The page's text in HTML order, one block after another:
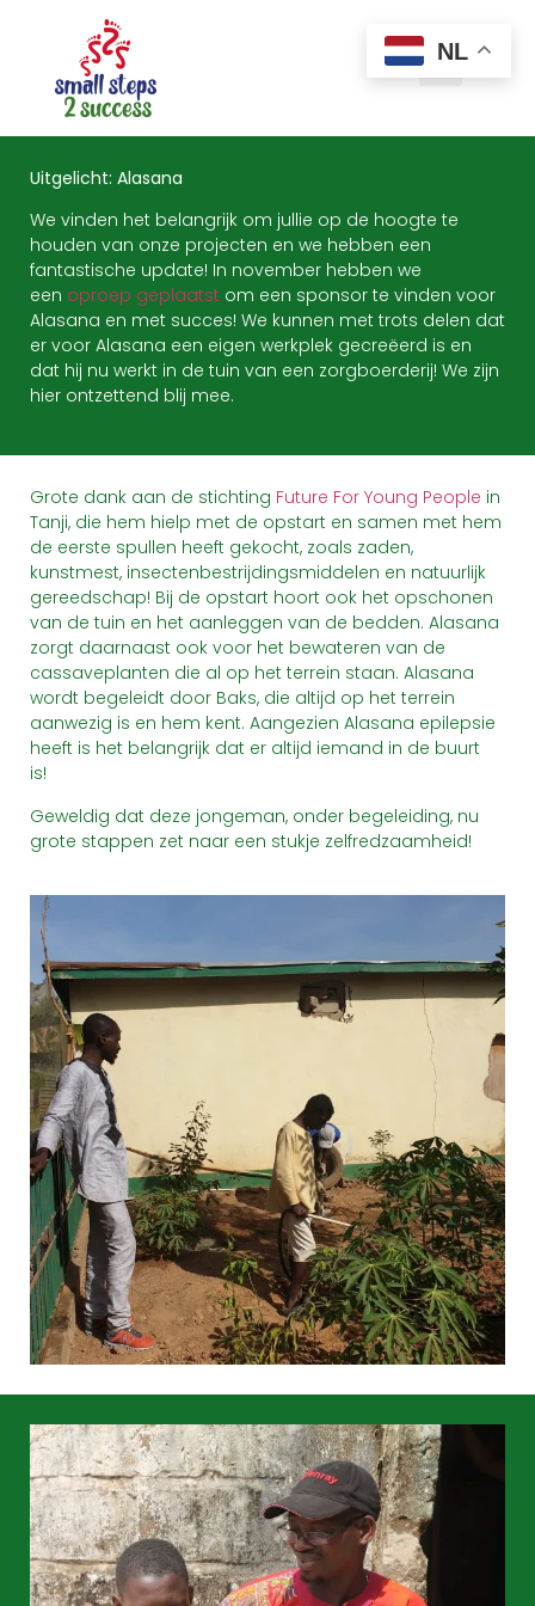
Uitgelicht: Alasana
We vinden het belangrijk om jullie op de hoogte te
houden van onze projecten en we hebben een
fantastische update! In november hebben we
een oproep geplaatst om een sponsor te vinden voor
Alasana en met succes! We kunnen met trots delen dat
er voor Alasana een eigen werkplek gecreëerd is en
dat hij nu werkt in de tuin van een zorgboerderij! We zijn
hier ontzettend blij mee.
Grote dank aan de stichting Future For Young People in
Tanji, die hem hielp met de opstart en samen met hem
de eerste spullen heeft gekocht, zoals zaden,
kunstmest, insectenbestrijdingsmiddelen en natuurlijk
gereedschap! Bij de opstart hoort ook het opschonen
van de tuin en het aanleggen van de bedden. Alasana
zorgt daarnaast ook voor het bewateren van de
cassaveplanten die al op het terrein staan. Alasana
wordt begeleidt door Baks, die altijd op het terrein
aanwezig is en hem kent. Aangezien Alasana epilepsie
heeft is het belangrijk dat er altijd iemand in de buurt
is!
Geweldig dat deze jongeman, onder begeleiding, nu
grote stappen zet naar een stukje zelfredzaamheid!
NL